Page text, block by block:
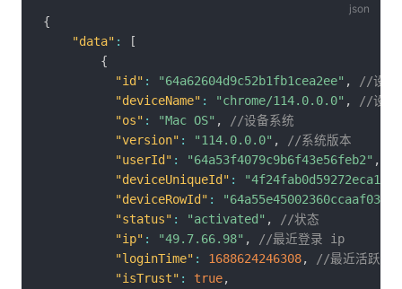
{
"data" :
[
{
"id" : "64a62604d9c52b1fb1cea2ee" ,
//设
"deviceName" : "chrome/114.0.0.0" ,
//设备
"os" : "Mac OS" ,
//设备系统
"version" : "114.0.0.0" ,
//系统版本
"userId" : "64a53f4079c9b6f43e56feb2" ,
"deviceUniqueId" :
"deviceRowId" :
"status" : "activated" ,
//状态
"ip" : "49.7.66.98" ,
//最近登录 ip
"loginTime" : 1688624246308,
//最近活跃时
"isTrust" : true,